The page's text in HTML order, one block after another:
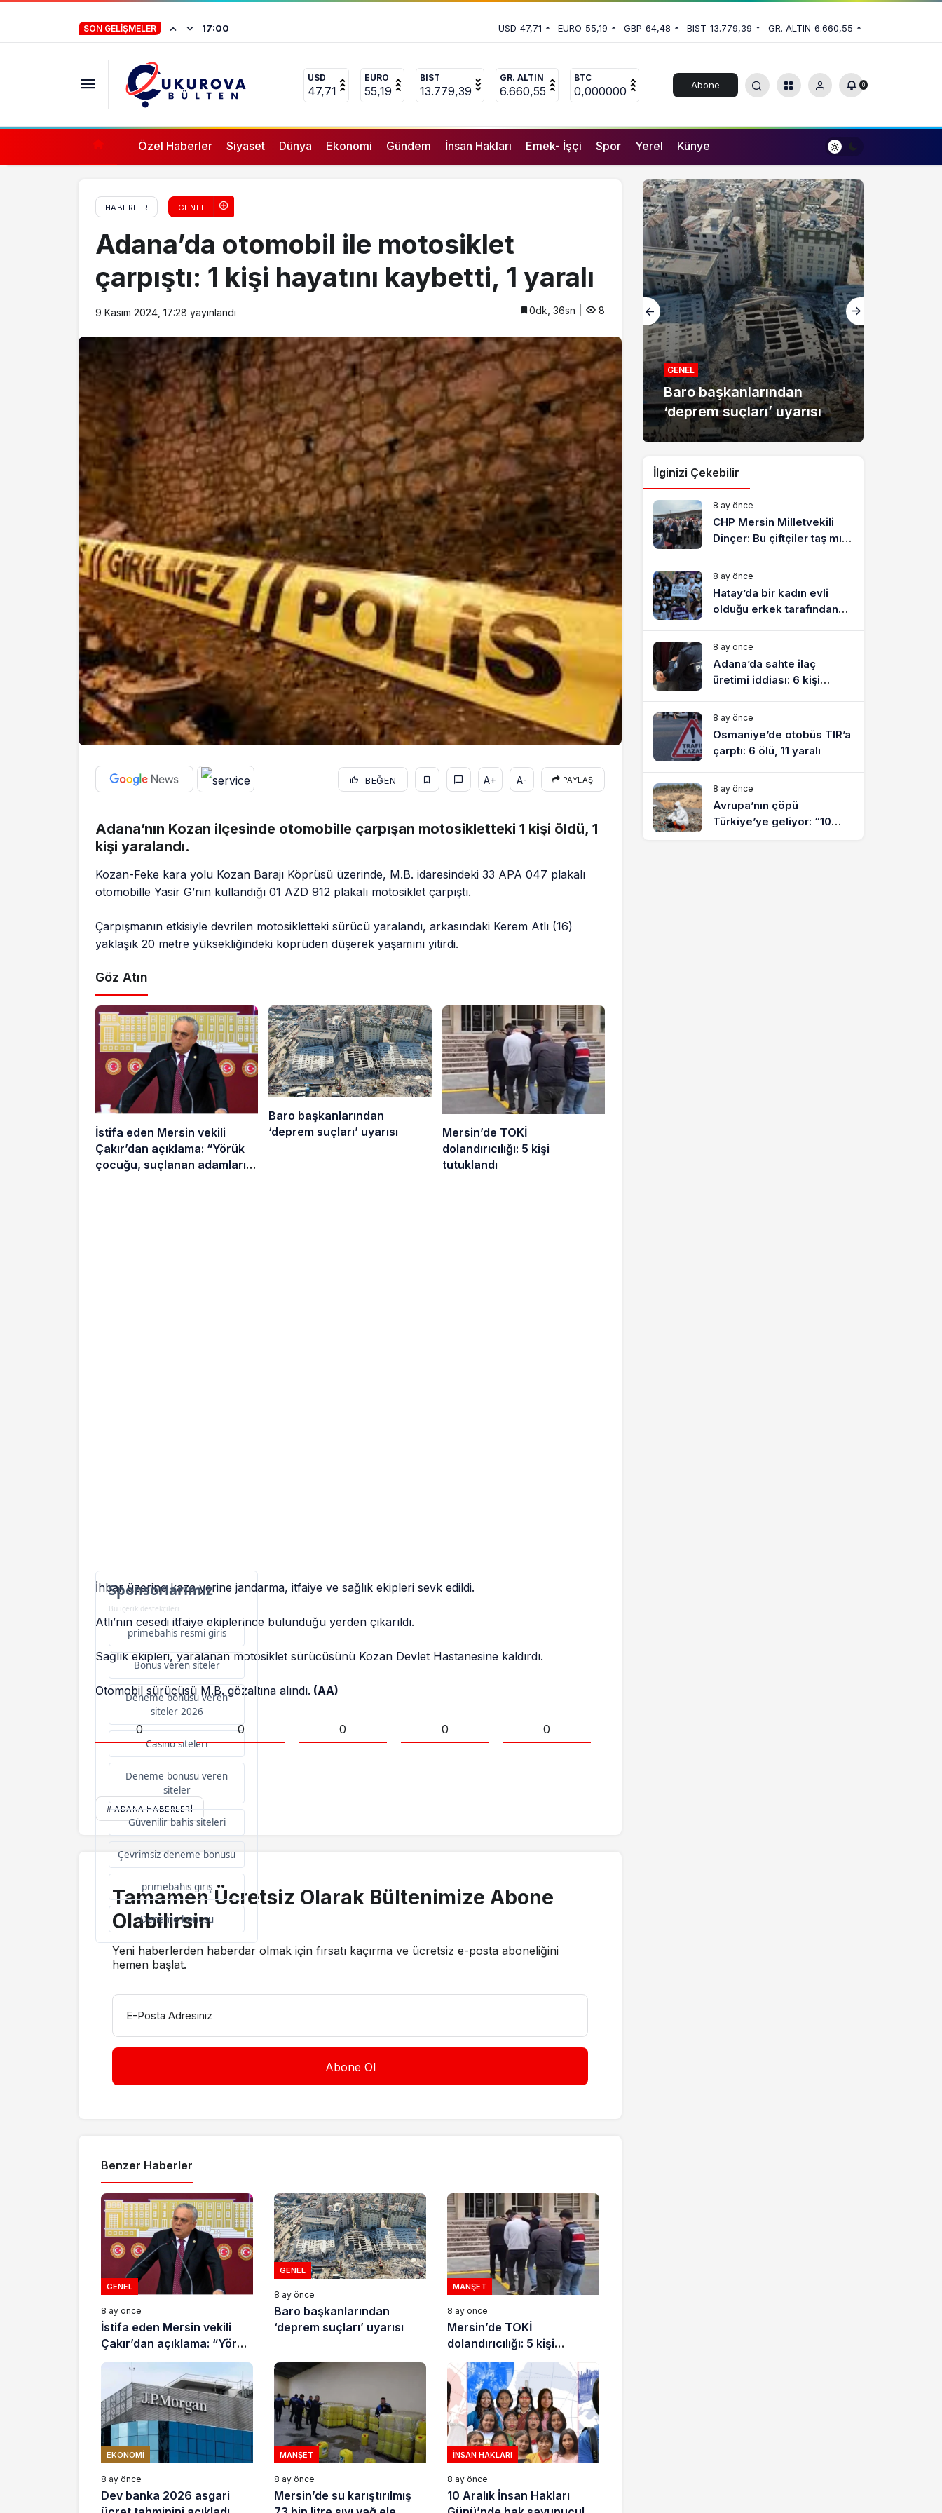
SON GELIŞMELER 16:57 USD 47,71 EURO 55,19 GBP 64,48 BIST 13.779,39 GR. ALTIN 6.660,55
USD
47,71
EURO
55,19
BIST
13.779,39
GR. ALTIN
6.660,55
BTC
0,000000 Abone 0
Özel Haberler Siyaset Dünya Ekonomi Gündem İnsan Hakları Emek- İşçi Spor Yerel Künye
HABERLER GENEL
Adana’da otomobil ile motosiklet
çarpıştı: 1 kişi hayatını kaybetti, 1 yaralı
9 Kasım 2024, 17:28 yayınlandı 0dk, 36sn 8
BEĞEN A+ A- PAYLAŞ
Adana’nın Kozan ilçesinde otomobille çarpışan motosikletteki 1 kişi öldü, 1
kişi yaralandı.
Kozan-Feke kara yolu Kozan Barajı Köprüsü üzerinde, M.B. idaresindeki 33 APA 047 plakalı
otomobille Yasir G’nin kullandığı 01 AZD 912 plakalı motosiklet çarpıştı.
Çarpışmanın etkisiyle devrilen motosikletteki sürücü yaralandı, arkasındaki Kerem Atlı (16)
yaklaşık 20 metre yüksekliğindeki köprüden düşerek yaşamını yitirdi.
Göz Atın
İstifa eden Mersin vekili
Çakır’dan açıklama: “Yörük
çocuğu, suçlanan adamların
Sponsorlarımız
Bu içerik destekçileri
primebahis resmi giris
Bonus veren siteler
Deneme bonusu veren
siteler 2026
Casino siteleri
Deneme bonusu veren
siteler
Güvenilir bahis siteleri
Çevrimsiz deneme bonusu
primebahis giriş
Deneme bonusu
Baro başkanlarından
‘deprem suçları’ uyarısı
Mersin’de TOKİ
dolandırıcılığı: 5 kişi
tutuklandı
İhbar üzerine kaza yerine jandarma, itfaiye ve sağlık ekipleri sevk edildi.
Atlı’nın cesedi itfaiye ekiplerince bulunduğu yerden çıkarıldı.
Sağlık ekipleri, yaralanan motosiklet sürücüsünü Kozan Devlet Hastanesine kaldırdı.
Otomobil sürücüsü M.B. gözaltına alındı. (AA)
0 0 0 0 0
# ADANA HABERLERI
Tamamen Ücretsiz Olarak Bültenimize Abone
Olabilirsin
Yeni haberlerden haberdar olmak için fırsatı kaçırma ve ücretsiz e-posta aboneliğini
hemen başlat.
E-Posta Adresiniz
Benzer Haberler
GENEL
8 ay önce
İstifa eden Mersin vekili
Çakır’dan açıklama: “Yörük
çocuğu, suçlanan
adamların önüne gelip
ifade vermez”
GENEL
8 ay önce
Baro başkanlarından
‘deprem suçları’ uyarısı
MANŞET
8 ay önce
Mersin’de TOKİ
dolandırıcılığı: 5 kişi
tutuklandı
EKONOMI
8 ay önce
Dev banka 2026 asgari
MANŞET
8 ay önce
Mersin’de su karıştırılmış
İNSAN HAKLARI
8 ay önce
10 Aralık İnsan Hakları
İstifa eden Mersin vekili
Çakır’dan açıklama:
“Yörük çocuğu, suçlanan
adamların önüne gelip
ifade vermez”
GENEL
Baro başkanlarından
‘deprem suçları’ uyarısı
İlginizi Çekebilir
8 ay önce
CHP Mersin Milletvekili
Dinçer: Bu çiftçiler taş mı
8 ay önce
Hatay’da bir kadın evli
olduğu erkek tarafından
8 ay önce
Adana’da sahte ilaç
üretimi iddiası: 6 kişi
8 ay önce
Osmaniye’de otobüs TIR’a
çarptı: 6 ölü, 11 yaralı
8 ay önce
Avrupa’nın çöpü
Türkiye’ye geliyor: “10
CHP’li Kara, Meclis’te Hatay’daki deprem konut ihalelerini sordu